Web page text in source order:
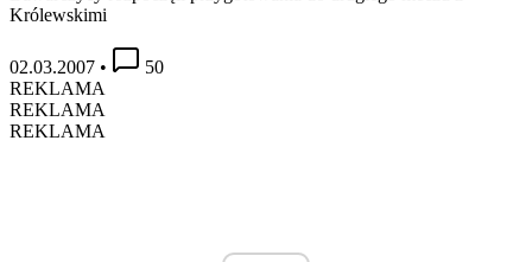
Królewskimi
02.03.2007 •
50
REKLAMA
REKLAMA
REKLAMA